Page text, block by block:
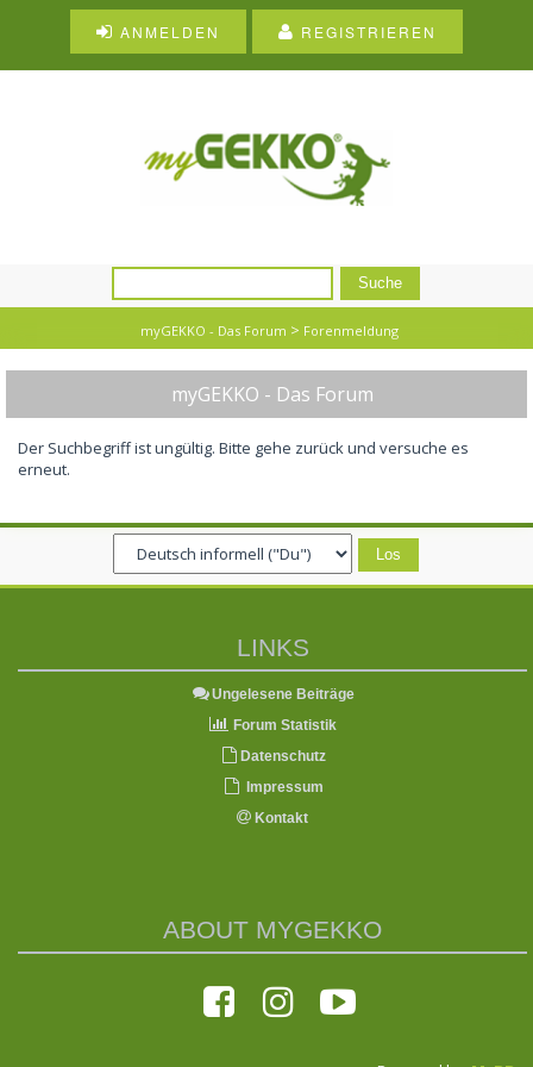
ANMELDEN REGISTRIEREN
myGEKKO - Das Forum > Forenmeldung
myGEKKO - Das Forum
Der Suchbegriff ist ungültig. Bitte gehe zurück und versuche es
erneut.
LINKS
Ungelesene Beiträge
Forum Statistik
Datenschutz
Impressum
Kontakt
ABOUT MYGEKKO